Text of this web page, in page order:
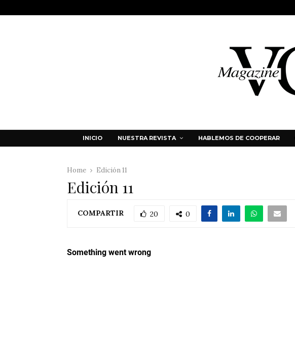
INICIO NUESTRA REVISTA HABLEMOS DE COOPERAR
Home Edición 11
Edición 11
COMPARTIR 20 0